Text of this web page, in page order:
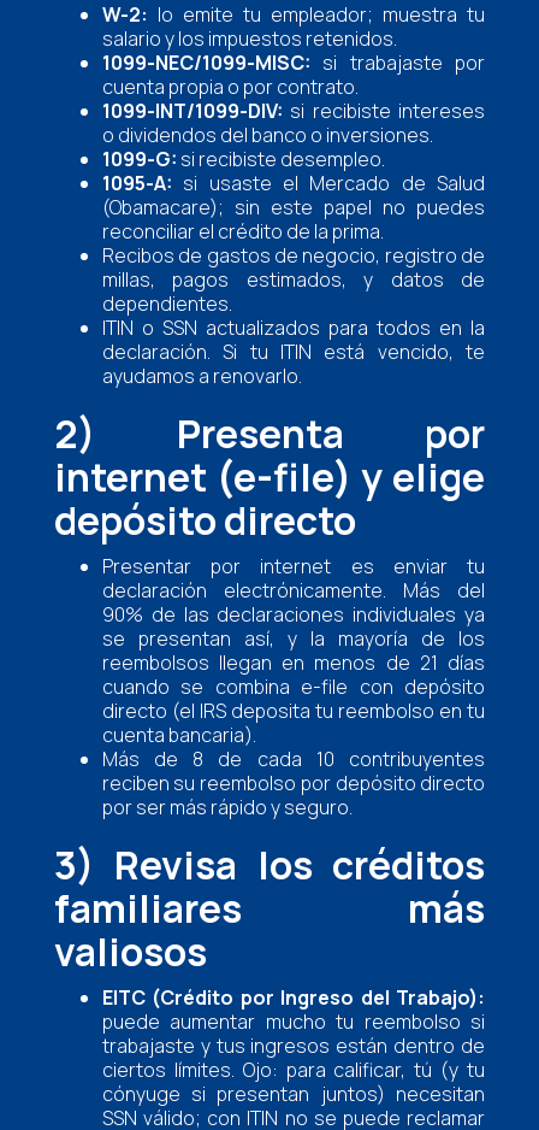
W-2: lo emite tu empleador; muestra tu
salario y los impuestos retenidos.
1099-NEC/1099-MISC: si trabajaste por
cuenta propia o por contrato.
1099-INT/1099-DIV: si recibiste intereses
o dividendos del banco o inversiones.
1099-G: si recibiste desempleo.
1095-A: si usaste el Mercado de Salud
(Obamacare); sin este papel no puedes
reconciliar el crédito de la prima.
Recibos de gastos de negocio, registro de
millas, pagos estimados, y datos de
dependientes.
ITIN o SSN actualizados para todos en la
declaración. Si tu ITIN está vencido, te
ayudamos a renovarlo.
2) Presenta por
internet (e-file) y elige
depósito directo
Presentar por internet es enviar tu
declaración electrónicamente. Más del
90% de las declaraciones individuales ya
se presentan así, y la mayoría de los
reembolsos llegan en menos de 21 días
cuando se combina e-file con depósito
directo (el IRS deposita tu reembolso en tu
cuenta bancaria).
Más de 8 de cada 10 contribuyentes
reciben su reembolso por depósito directo
por ser más rápido y seguro.
3) Revisa los créditos
familiares más
valiosos
EITC (Crédito por Ingreso del Trabajo):
puede aumentar mucho tu reembolso si
trabajaste y tus ingresos están dentro de
ciertos límites. Ojo: para calificar, tú (y tu
cónyuge si presentan juntos) necesitan
SSN válido; con ITIN no se puede reclamar